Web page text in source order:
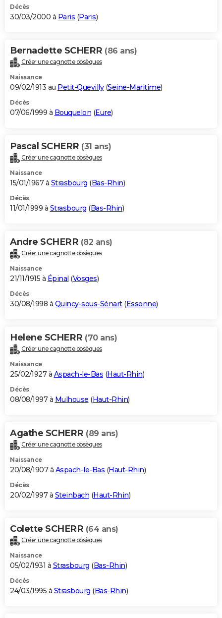
Décès
30/03/2000 à Paris (Paris)
Bernadette SCHERR (86 ans)
Créer une cagnotte obsèques
Naissance
09/02/1913 au Petit-Quevilly(Seine-Maritime)
Décès
07/06/1999 à Bouquelon (Eure)
Pascal SCHERR (31 ans)
Créer une cagnotte obsèques
Naissance
15/01/1967 à Strasbourg (Bas-Rhin)
Décès
11/01/1999 à Strasbourg (Bas-Rhin)
Andre SCHERR (82 ans)
Créer une cagnotte obsèques
Naissance
21/11/1915 à Épinal (Vosges)
Décès
30/08/1998 à Quincy-sous-Sénart(Essonne)
Helene SCHERR (70 ans)
Créer une cagnotte obsèques
Naissance
25/02/1927 à Aspach-le-Bas (Haut-Rhin)
Décès
08/08/1997 à Mulhouse (Haut-Rhin)
Agathe SCHERR (89 ans)
Créer une cagnotte obsèques
Naissance
20/08/1907 à Aspach-le-Bas (Haut-Rhin)
Décès
20/02/1997 à Steinbach (Haut-Rhin)
Colette SCHERR (64 ans)
Créer une cagnotte obsèques
Naissance
05/02/1931 à Strasbourg (Bas-Rhin)
Décès
24/03/1995 à Strasbourg (Bas-Rhin)